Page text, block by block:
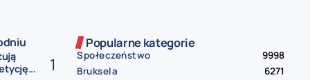
Popularne kategorie
Społeczeństwo
9998
Bruksela
6271